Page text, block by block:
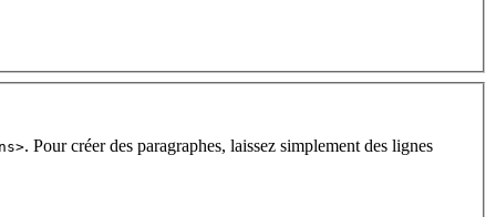
. Pour créer des paragraphes, laissez simplement des lignes